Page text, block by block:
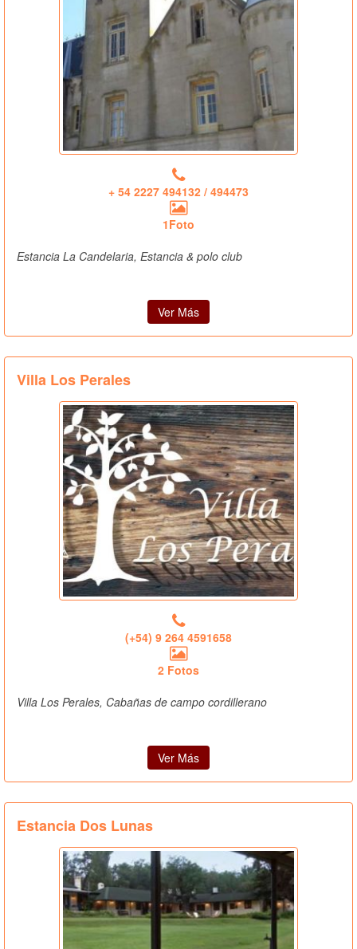
+ 54 2227 494132 / 494473
1Foto
Estancia La Candelaria, Estancia & polo club
Ver Más
Villa Los Perales
(+54) 9 264 4591658
2 Fotos
Villa Los Perales, Cabañas de campo cordillerano
Ver Más
Estancia Dos Lunas